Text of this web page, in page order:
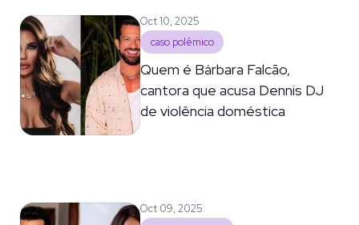
Oct 10, 2025
caso polêmico
Quem é Bárbara Falcão,
cantora que acusa Dennis DJ
de violência doméstica
Oct 09, 2025